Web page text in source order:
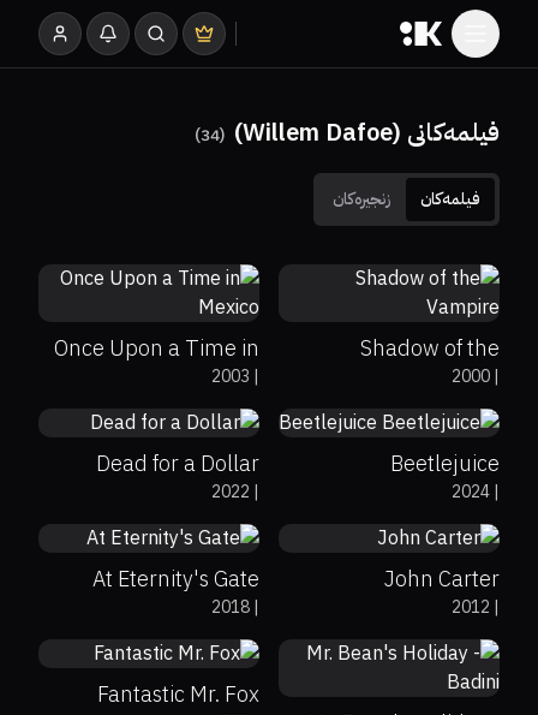
فیلمەکانی (Willem Dafoe) (
34
)
فیلمەکان زنجیرەکان
Shadow of the
Vampire|
2000
Once Upon a Time in
Mexico|
2003
6.8
77%
0%
Beetlejuice
Beetlejuice|
2024
5.4
53%
61%
Dead for a Dollar
|
2022
6.6
52%
John Carter
|
2012
6.9
79%
76%
At Eternity's Gate
|
2018 6.4
7.9
93%
83%
Fantastic Mr. Fox